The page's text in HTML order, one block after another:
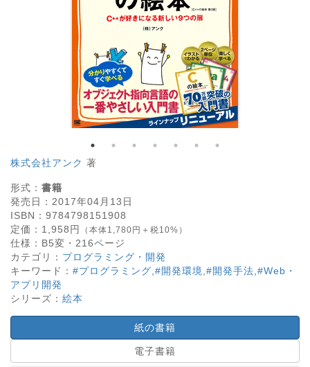
株式会社アンク 著
形式： 書籍
発売日： 2017年04月13日
ISBN： 9784798151908
定価： 1,958 円 （本体1,780円＋税10%）
仕様： B5変・ 216ページ
カテゴリ： プログラミング・開発
キーワード： #プログラミング #開発環境 #開発手法 #Web・
アプリ開発
シリーズ： 絵本
紙の書籍
電子書籍